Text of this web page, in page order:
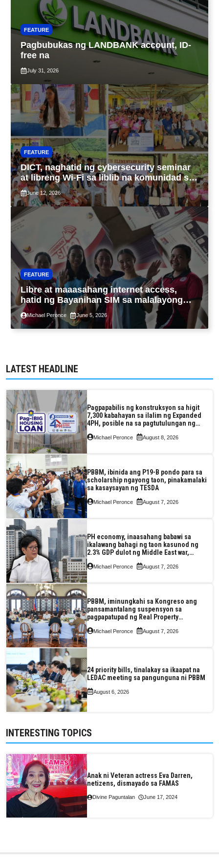
FEATURE
Pagbubukas ng LANDBANK account, ID-
free na
July 31, 2026
FEATURE
DICT, naghatid ng cybersecurity seminar
at libreng Wi-Fi sa liblib na komunidad sa
Tarlac
June 12, 2026
FEATURE
Libre at maaasahang internet access,
hatid ng Bayanihan SIM sa malalayong
komunidad sa Guimaras
Michael Peronce June 5, 2026
LATEST HEADLINE
Pagpapabilis ng konstruksyon sa higit
7,300 kabahayan sa ilalim ng Expanded
4PH, posible na sa pagtutulungan ng
Pag-IBIG at P.A. Alvarez
Michael Peronce August 8, 2026
PBBM, ibinida ang P19-B pondo para sa
scholarship ngayong taon, pinakamalaki
sa kasaysayan ng TESDA
Michael Peronce August 7, 2026
PH economy, inaasahang babawi sa
ikalawang bahagi ng taon kasunod ng
2.3% GDP dulot ng Middle East war,
pagkaantala ng public construction
Michael Peronce August 7, 2026
PBBM, iminungkahi sa Kongreso ang
pansamantalang suspensyon sa
pagpapatupad ng Real Property
Valuation and Assessment Reform Act
Michael Peronce August 7, 2026
24 priority bills, tinalakay sa ikaapat na
LEDAC meeting sa pangunguna ni PBBM
August 6, 2026
INTERESTING TOPICS
Anak ni Veteran actress Eva Darren,
netizens, dismayado sa FAMAS
Divine Paguntalan June 17, 2024